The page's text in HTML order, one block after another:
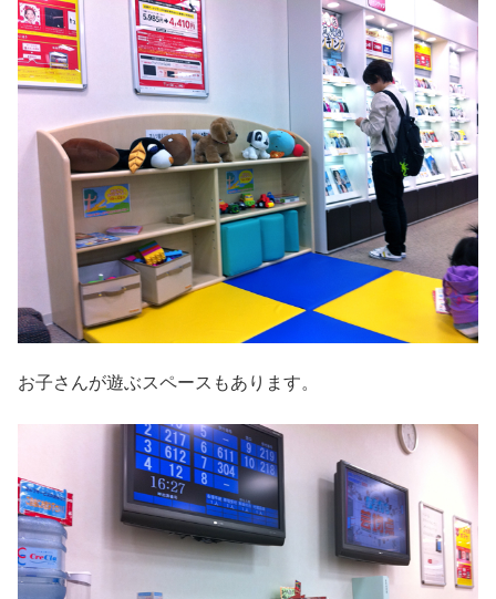
お子さんが遊ぶスペースもあります。